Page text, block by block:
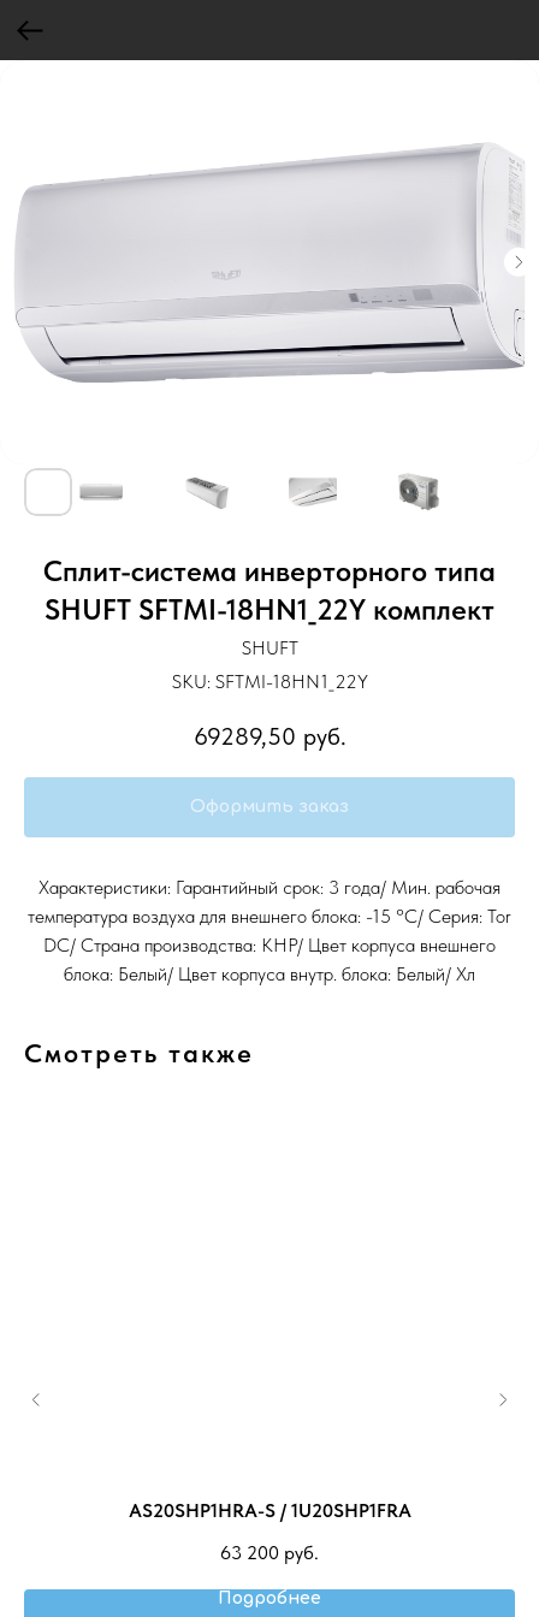
Сплит-система инверторного типа
SHUFT SFTMI-18HN1_22Y комплект
SHUFT
SKU: SFTMI-18HN1_22Y
69289,50 руб.
Оформить заказ
Характеристики: Гарантийный срок: 3 года/ Мин. рабочая
температура воздуха для внешнего блока: -15 °С/ Серия: Tor
DC/ Страна производства: КНР/ Цвет корпуса внешнего
блока: Белый/ Цвет корпуса внутр. блока: Белый/ Хл
Смотреть также
AS20SHP1HRA-S / 1U20SHP1FRA
63 200 руб.
Подробнее